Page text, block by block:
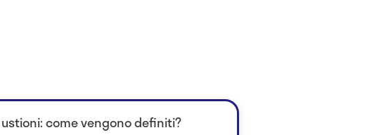
ustioni: come vengono definiti?